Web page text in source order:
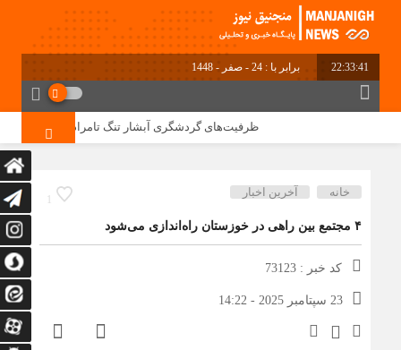
22:33:42 برابر با : 24 - صفر - 1448
ظرفیت‌های گردشگری آبشار تنگ تامرادی باید به فرصت
1
خانه آخرین اخبار
۴ مجتمع بین راهی در خوزستان راه‌اندازی می‌شود
کد خبر : 73123
23 سپتامبر 2025 - 14:22